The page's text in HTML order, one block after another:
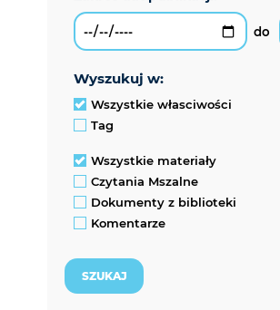
wyszukuj w:
Wszystkie własciwości
Tag
Wszystkie materiały
Czytania Mszalne
Dokumenty z biblioteki
Komentarze